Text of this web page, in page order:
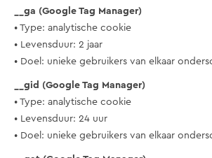
__ga (Google Tag Manager)
• Type: analytische cookie
• Levensduur: 2 jaar
• Doel: unieke gebruikers van elkaar
__gid (Google Tag Manager)
• Type: analytische cookie
• Levensduur: 24 uur
• Doel: unieke gebruikers van elkaar